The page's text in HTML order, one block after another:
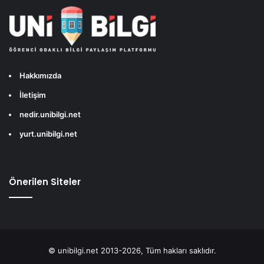
Hakkımızda
İletişim
nedir.unibilgi.net
yurt.unibilgi.net
Önerilen Siteler
© unibilgi.net 2013-2026, Tüm hakları saklıdır.